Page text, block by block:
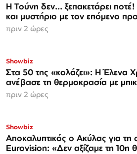
Η Τούνη δεν... ξεπακετάρει ποτέ! - Νέα απόδραση
και μυστήριο με τον επόμενο
πριν 2 ώρες
Showbiz
Στα 50 της «κολάζει»: Η Έλενα
ανέβασε τη θερμοκρασία με
πριν 2 ώρες
Showbiz
Αποκαλυπτικός ο Ακύλας για τη
Eurovision: «Δεν αξίζαμε τη 10η